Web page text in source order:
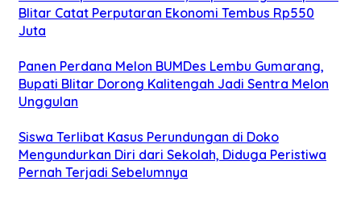
Blitar Catat Perputaran Ekonomi Tembus Rp550
Juta
Panen Perdana Melon BUMDes Lembu Gumarang,
Bupati Blitar Dorong Kalitengah Jadi Sentra Melon
Unggulan
Siswa Terlibat Kasus Perundungan di Doko
Mengundurkan Diri dari Sekolah, Diduga Peristiwa
Pernah Terjadi Sebelumnya